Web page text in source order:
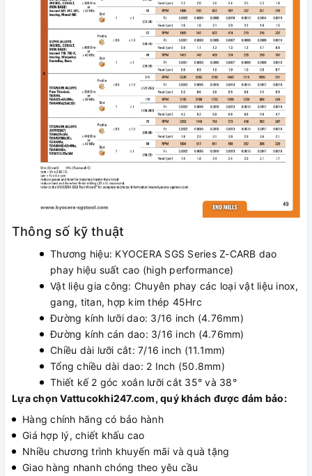
Thông số kỹ thuật
Thương hiệu: KYOCERA SGS Series Z-CARB dao
phay hiệu suất cao (high performance)
Vật liệu gia công: Chuyên phay các loại vật liệu inox,
gang, titan, hợp kim thép 45Hrc
Đường kính lưỡi dao: 3/16 inch (4.76mm)
Đường kính cán dao: 3/16 inch (4.76mm)
Chiều dài lưỡi cắt: 7/16 inch (11.1mm)
Tổng chiều dài dao: 2 Inch (50.8mm)
Thiết kế 2 góc xoắn lưỡi cắt 35° và 38°
Lựa chọn Vattucokhi247.com, quý khách được đảm bảo:
Hàng chính hãng có bảo hành
Giá hợp lý, chiết khấu cao
Nhiều chương trình khuyến mãi và quà tặng
Giao hàng nhanh chóng theo yêu cầu